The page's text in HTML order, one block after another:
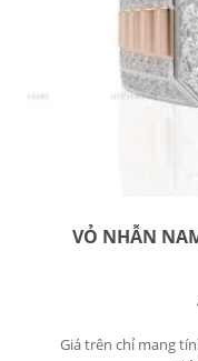
VỎ NHẪN
Giá trên chỉ mang